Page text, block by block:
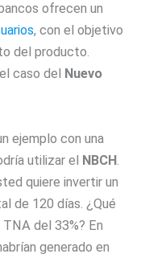
ofrecen un
, con el objetivo
del producto.
caso del
Nuevo
ejemplo con una
utilizar el NBCH
quiere invertir un
de 120 días. ¿Qué
del 33%? En
generado en